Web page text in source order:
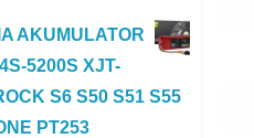
AKUMULATOR
5200S XJT-
S6 S50 S51 S55
PT253